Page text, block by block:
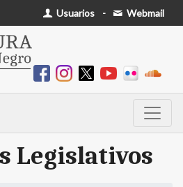
Usuarios - Webmail
Legislativos